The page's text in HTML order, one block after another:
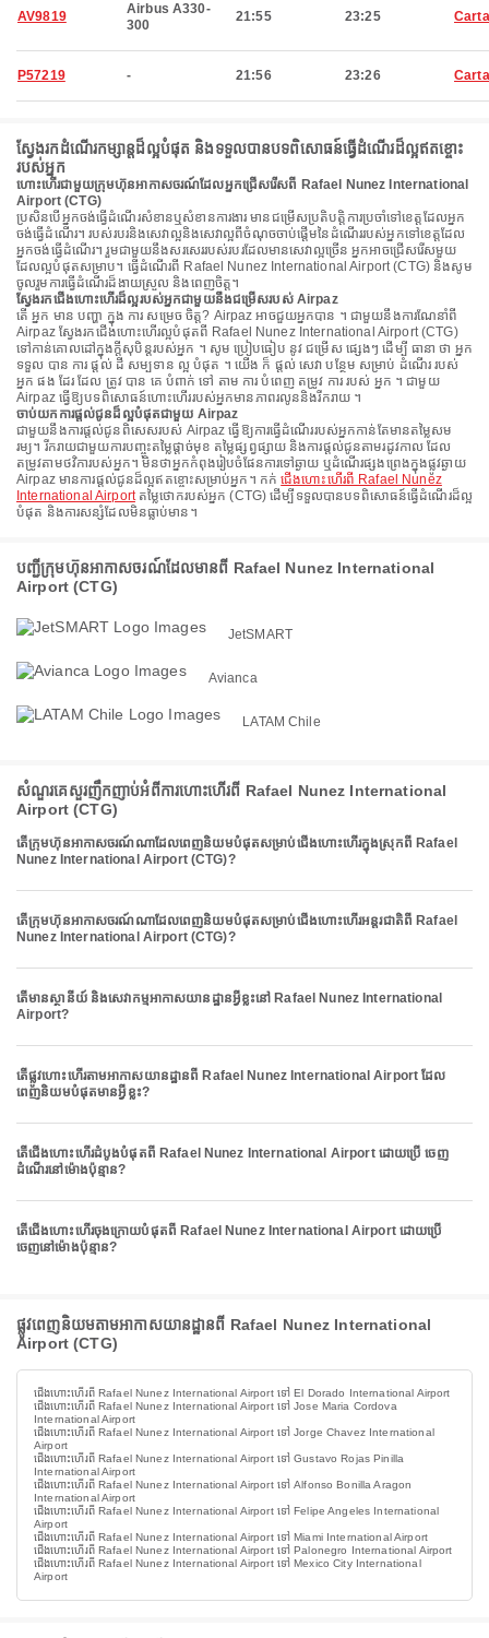
AV9819
Airbus A330-
300
21:55 23:25
P57219 - 21:56 23:26
ស្វែងរកដំណើរកម្សាន្តដ៏ល្អបំផុត និងទទួលបានបទពិសោធន៍ធ្វើដំណើរដ៏ល្អឥតខ្ចោះ
របស់អ្នក
ហោះហើរជាមួយក្រុមហ៊ុនអាកាសចរណ៍ដែលអ្នកជ្រើសរើសពី Rafael Nunez International
Airport (CTG)
ប្រសិនបើអ្នកចង់ធ្វើដំណើរសំខានឬសំខានការងារ មានជម្រើសប្រតិបត្តិការប្រចាំទៅខេត្តដែលអ្នក
ចង់ធ្វើដំណើរ។ របស់របរនិងសេវាល្អនិងសេវាល្អពីចំណុចចាប់ផ្តើមនៃដំណើររបស់អ្នកទៅខេត្តដែល
អ្នកចង់ធ្វើដំណើរ។ រួមជាមួយនឹងសរសេររបស់របរដែលមានសេវាល្អច្រើន អ្នកអាចជ្រើសរើសមួយ
ដែលល្អបំផុតសម្រាប។ ធ្វើដំណើរពី Rafael Nunez International Airport (CTG) និងសូម
ចូលរួមការធ្វើដំណើរដ៏ងាយស្រួល និងពេញចិត្ត។
ស្វែងរកជើងហោះហើរដ៏ល្អរបស់អ្នកជាមួយនឹងជម្រើសរបស់ Airpaz
តើ អ្នក មាន បញ្ហា ក្នុង ការ សម្រេច ចិត្ត? Airpaz អាចជួយអ្នកបាន ។ ជាមួយនឹងការណែនាំពី
Airpaz ស្វែងរកជើងហោះហើរល្អបំផុតពី Rafael Nunez International Airport (CTG)
ទៅកាន់គោលដៅក្នុងក្តីសុបិន្តរបស់អ្នក ។ សូម ប្រៀបធៀប នូវ ជម្រើស ផ្សេងៗ ដើម្បី ធានា ថា អ្នក
ទទួល បាន ការ ផ្តល់ ដី សម្បទាន ល្អ បំផុត ។ យើង ក៏ ផ្តល់ សេវា បន្ថែម សម្រាប់ ដំណើរ របស់
អ្នក ផង ដែរ ដែល ត្រូវ បាន គេ បំពាក់ ទៅ តាម ការ បំពេញ តម្រូវ ការ របស់ អ្នក ។ ជាមួយ
Airpaz ធ្វើឱ្យបទពិសោធន៍ហោះហើររបស់អ្នកមានភាពរលូននិងរីករាយ ។
ចាប់យកការផ្តល់ជូនដ៏ល្អបំផុតជាមួយ Airpaz
ជាមួយនឹងការផ្តល់ជូនពិសេសរបស់ Airpaz ធ្វើឱ្យការធ្វើដំណើររបស់អ្នកកាន់តែមានតម្លៃសម
រម្យ។ រីករាយជាមួយការបញ្ចុះតម្លៃផ្តាច់មុខ តម្លៃផ្សព្វផ្សាយ និងការផ្តល់ជូនតាមរដូវកាល ដែល
តម្រូវតាមថវិការបស់អ្នក។ មិនថាអ្នកកំពុងរៀបចំផែនការទៅឆ្ងាយ ឬដំណើរផ្សងព្រេងក្នុងផ្លូវឆ្ងាយ
Airpaz មានការផ្តល់ជូនដ៏ល្អឥតខ្ចោះសម្រាប់អ្នក។ កក់ជើងហោះហើរពី Rafael Nunez
International Airportតម្លៃថោករបស់អ្នក (CTG) ដើម្បីទទួលបានបទពិសោធន៍ធ្វើដំណើរដ៏ល្អ
បំផុត និងការសន្សំដែលមិនធ្លាប់មាន។
បញ្ជីក្រុមហ៊ុនអាកាសចរណ៍ដែលមានពី Rafael Nunez International
Airport (CTG)
JetSMART
Avianca
LATAM Chile
សំណួរគេសួរញឹកញាប់អំពីការហោះហើរពី Rafael Nunez International
Airport (CTG)
តើក្រុមហ៊ុនអាកាសចរណ៍ណាដែលពេញនិយមបំផុតសម្រាប់ជើងហោះហើរក្នុងស្រុកពី Rafael
Nunez International Airport (CTG)?
តើក្រុមហ៊ុនអាកាសចរណ៍ណាដែលពេញនិយមបំផុតសម្រាប់ជើងហោះហើរអន្តរជាតិពី Rafael
Nunez International Airport (CTG)?
តើមានស្ថានីយ៍ និងសេវាកម្មអាកាសយានដ្ឋានអ្វីខ្លះនៅ Rafael Nunez International
Airport?
តើផ្លូវហោះហើរតាមអាកាសយានដ្ឋានពី Rafael Nunez International Airport ដែល
ពេញនិយមបំផុតមានអ្វីខ្លះ?
តើជើងហោះហើរដំបូងបំផុតពី Rafael Nunez International Airport ដោយប្រើ ចេញ
ដំណើរនៅម៉ោងប៉ុន្មាន?
តើជើងហោះហើរចុងក្រោយបំផុតពី Rafael Nunez International Airport ដោយប្រើ
ចេញនៅម៉ោងប៉ុន្មាន?
ផ្លូវពេញនិយមតាមអាកាសយានដ្ឋានពី Rafael Nunez International
Airport (CTG)
ជើងហោះហើរពី Rafael Nunez International Airport ទៅ El Dorado International Airport
ជើងហោះហើរពី Rafael Nunez International Airport ទៅ Jose Maria Cordova
International Airport
ជើងហោះហើរពី Rafael Nunez International Airport ទៅ Jorge Chavez International
Airport
ជើងហោះហើរពី Rafael Nunez International Airport ទៅ Gustavo Rojas Pinilla
International Airport
ជើងហោះហើរពី Rafael Nunez International Airport ទៅ Alfonso Bonilla Aragon
International Airport
ជើងហោះហើរពី Rafael Nunez International Airport ទៅ Felipe Angeles International
Airport
ជើងហោះហើរពី Rafael Nunez International Airport ទៅ Miami International Airport
ជើងហោះហើរពី Rafael Nunez International Airport ទៅ Palonegro International Airport
ជើងហោះហើរពី Rafael Nunez International Airport ទៅ Mexico City International
Airport